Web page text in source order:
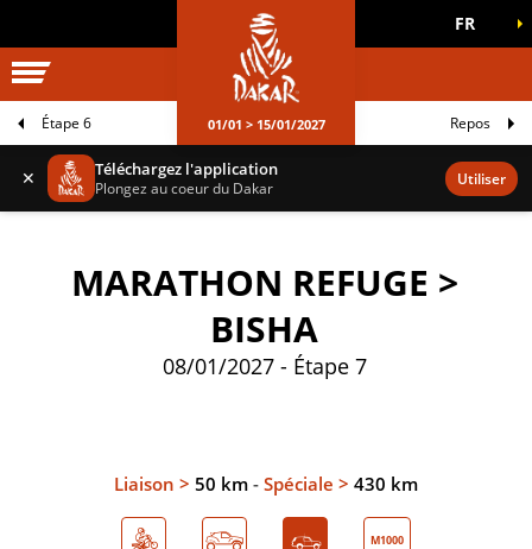
DAKAR
OFFICIELS FR
01/01 > 15/01/2027
Étape 6 Repos
✕ Téléchargez l'application
Plongez au coeur du Dakar Utiliser
MARATHON REFUGE >
BISHA
08/01/2027 - Étape 7
Liaison > 50 km - Spéciale > 430 km
M1000